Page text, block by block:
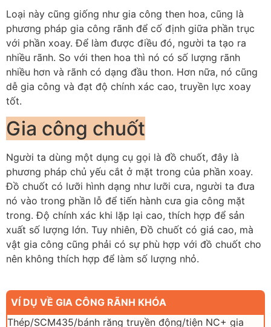
Loại này cũng giống như gia công then hoa, cũng là
phương pháp gia công rãnh để cố định giữa phần trục
với phần xoay. Để làm được điều đó, người ta tạo ra
nhiều rãnh. So với then hoa thì nó có số lượng rãnh
nhiều hơn và rãnh có dạng đầu thon. Hơn nữa, nó cũng
dễ gia công và đạt độ chính xác cao, truyền lực xoay
tốt.
Gia công chuốt
Người ta dùng một dụng cụ gọi là đồ chuốt, đây là
phương pháp chủ yếu cắt ở mặt trong của phần xoay.
Đồ chuốt có lưỡi hình dạng như lưỡi cưa, người ta đưa
nó vào trong phần lỗ để tiến hành cưa gia công mặt
trong. Độ chính xác khi lặp lại cao, thích hợp để sản
xuất số lượng lớn. Tuy nhiên, Đồ chuốt có giá cao, mà
vật gia công cũng phải có sự phù hợp với đồ chuốt cho
nên không thích hợp để làm số lượng nhỏ.
VÍ DỤ VỀ GIA CÔNG RÃNH KHÓA
Thép/SCM435/bánh răng truyền động/tiện NC+ gia